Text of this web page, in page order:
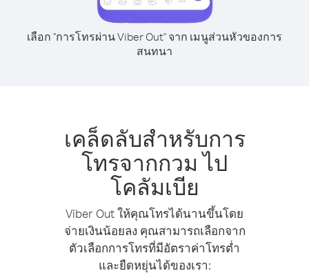
เลือก "การโทรผ่าน Viber Out" จาก เมนูส่วนหัวของการ
สนทนา
เคล็ดลับสำหรับการ
โทรจากกวม ไป
โคลัมเบีย
Viber Out ให้คุณโทรได้นานขึ้นโดย
จ่ายเงินน้อยลง คุณสามารถเลือกจาก
ตัวเลือกการโทรที่มีอัตราค่าโทรต่ำ
และยืดหยุ่นได้ของเรา: